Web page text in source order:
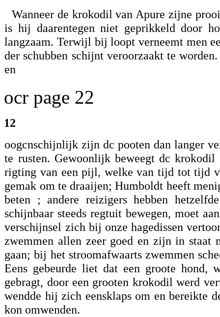
Wanneer de krokodil van Apure zijne
is hij daarentegen niet geprikkeld door
langzaam. Terwijl bij loopt verneemt men
der schubben schijnt veroorzaakt te
en
ocr page 22
12
oogcnschijnlijk zijn dc pooten dan langer
te rusten. Gewoonlijk beweegt dc
rigting van een pijl, welke van tijd tot tijd
gemak om te draaijen; Humboldt heeft
beten ; andere reizigers hebben
schijnbaar steeds regtuit bewegen, moet
verschijnsel zich bij onze hagedissen
zwemmen allen zeer goed en zijn in staat
gaan; bij het stroomafwaarts zwemmen
Eens gebeurde liet dat een groote hond,
gebragt, door een grooten krokodil werd
wendde hij zich eensklaps om en bereikte
kon omwenden.